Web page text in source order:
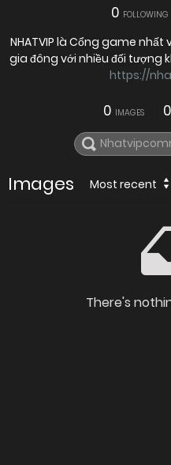
0 FOLLOWING
NHATVIP là Cổng game
https://
0 IMAGES 0
Images Most recent
There's